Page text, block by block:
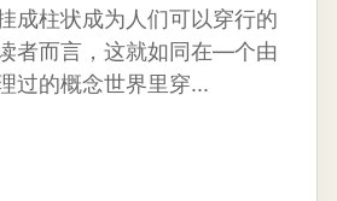
成柱状成为人们可以穿行的
者而言，这就如同在—个由
过的概念世界里穿...